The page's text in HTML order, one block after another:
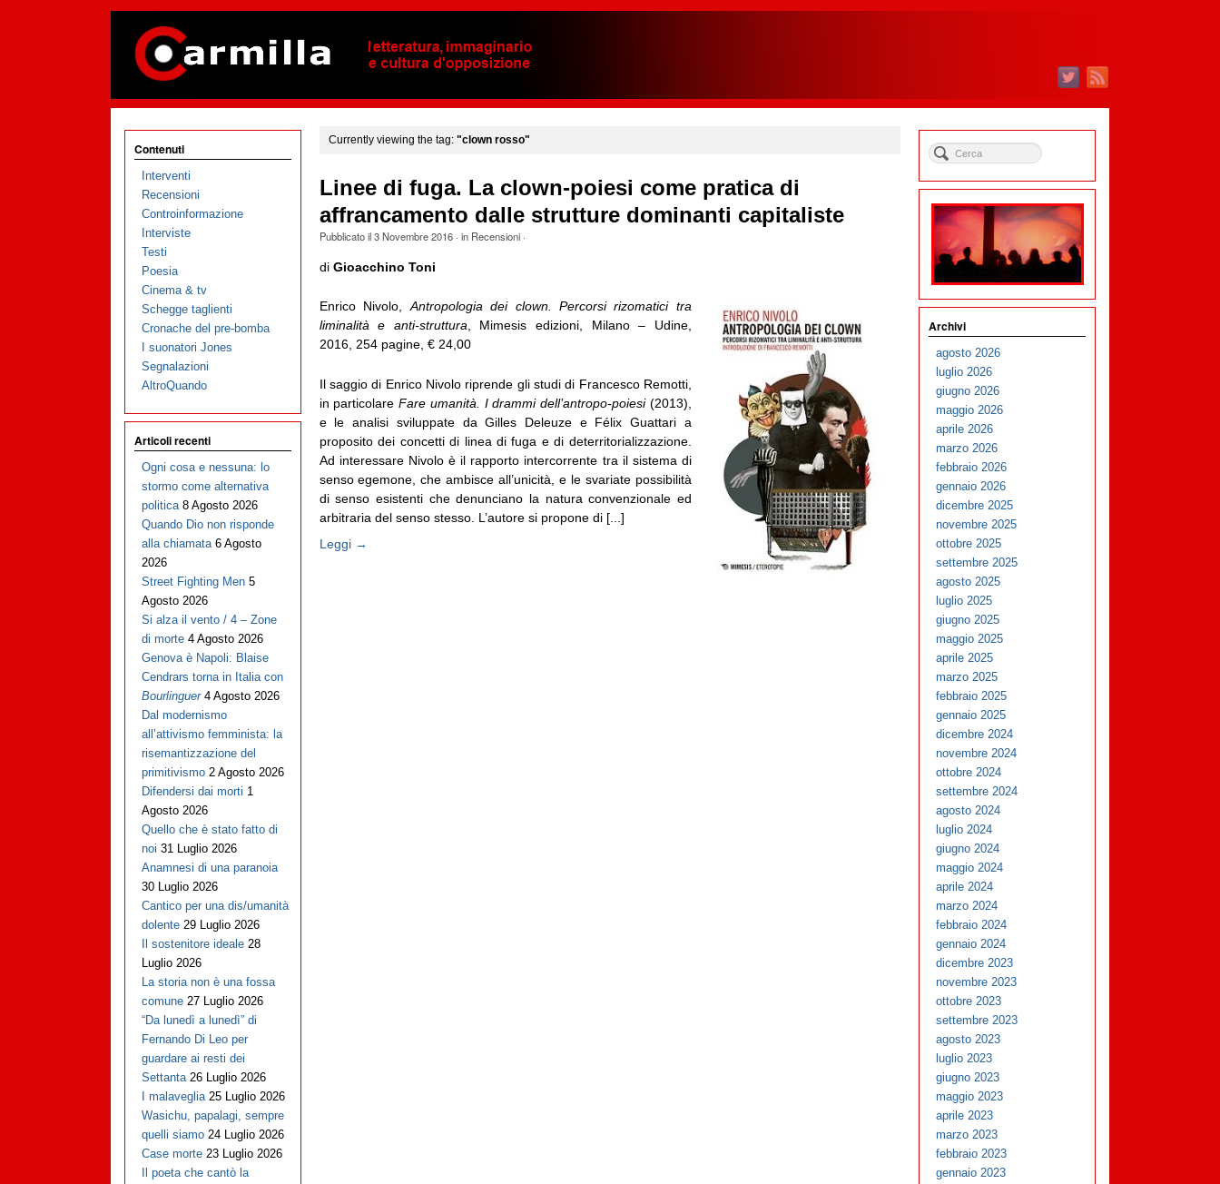
Currently viewing the tag: "clown rosso"
Linee di fuga. La clown-poiesi come pratica di
affrancamento dalle strutture dominanti capitaliste
Pubblicato il3 Novembre 2016· in Recensioni·
di Gioacchino Toni
Enrico Nivolo, Antropologia dei clown. Percorsi rizomatici tra
liminalità e anti-struttura , Mimesis edizioni, Milano – Udine,
2016, 254 pagine, € 24,00
Il saggio di Enrico Nivolo riprende gli studi di Francesco Remotti,
in particolareFare umanità. I drammi dell’antropo-poiesi(2013),
e le analisi sviluppate da Gilles Deleuze e Félix Guattari a
proposito dei concetti di linea di fuga e di deterritorializzazione.
Ad interessare Nivolo è il rapporto intercorrente tra il sistema di
senso egemone, che ambisce all’unicità, e le svariate possibilità
di senso esistenti che denunciano la natura convenzionale ed
arbitraria del senso stesso. L’autore si propone di [...]
Leggi →
Contenuti
Interventi
Recensioni
Controinformazione
Interviste
Testi
Poesia
Cinema & tv
Schegge taglienti
Cronache del pre-bomba
I suonatori Jones
Segnalazioni
AltroQuando
Articoli recenti
Ogni cosa e nessuna: lo
stormo come alternativa
politica 8 Agosto 2026
Quando Dio non risponde
alla chiamata 6 Agosto
2026
Street Fighting Men 5
Agosto 2026
Si alza il vento / 4 – Zone
di morte 4 Agosto 2026
Genova è Napoli: Blaise
Cendrars torna in Italia con
Bourlinguer 4 Agosto 2026
Dal modernismo
all’attivismo femminista: la
risemantizzazione del
primitivismo 2 Agosto 2026
Difendersi dai morti 1
Agosto 2026
Quello che è stato fatto di
noi 31 Luglio 2026
Anamnesi di una paranoia
30 Luglio 2026
Cantico per una dis/umanità
dolente 29 Luglio 2026
Il sostenitore ideale 28
Luglio 2026
La storia non è una fossa
comune 27 Luglio 2026
“Da lunedì a lunedì” di
Fernando Di Leo per
guardare ai resti dei
Settanta 26 Luglio 2026
I malaveglia 25 Luglio 2026
Wasichu, papalagi, sempre
quelli siamo 24 Luglio 2026
Case morte 23 Luglio 2026
Il poeta che cantò la
Archivi
agosto 2026
luglio 2026
giugno 2026
maggio 2026
aprile 2026
marzo 2026
febbraio 2026
gennaio 2026
dicembre 2025
novembre 2025
ottobre 2025
settembre 2025
agosto 2025
luglio 2025
giugno 2025
maggio 2025
aprile 2025
marzo 2025
febbraio 2025
gennaio 2025
dicembre 2024
novembre 2024
ottobre 2024
settembre 2024
agosto 2024
luglio 2024
giugno 2024
maggio 2024
aprile 2024
marzo 2024
febbraio 2024
gennaio 2024
dicembre 2023
novembre 2023
ottobre 2023
settembre 2023
agosto 2023
luglio 2023
giugno 2023
maggio 2023
aprile 2023
marzo 2023
febbraio 2023
gennaio 2023